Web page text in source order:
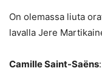
On olemassa liuta
lavalla Jere
Camille Saint-Saëns: